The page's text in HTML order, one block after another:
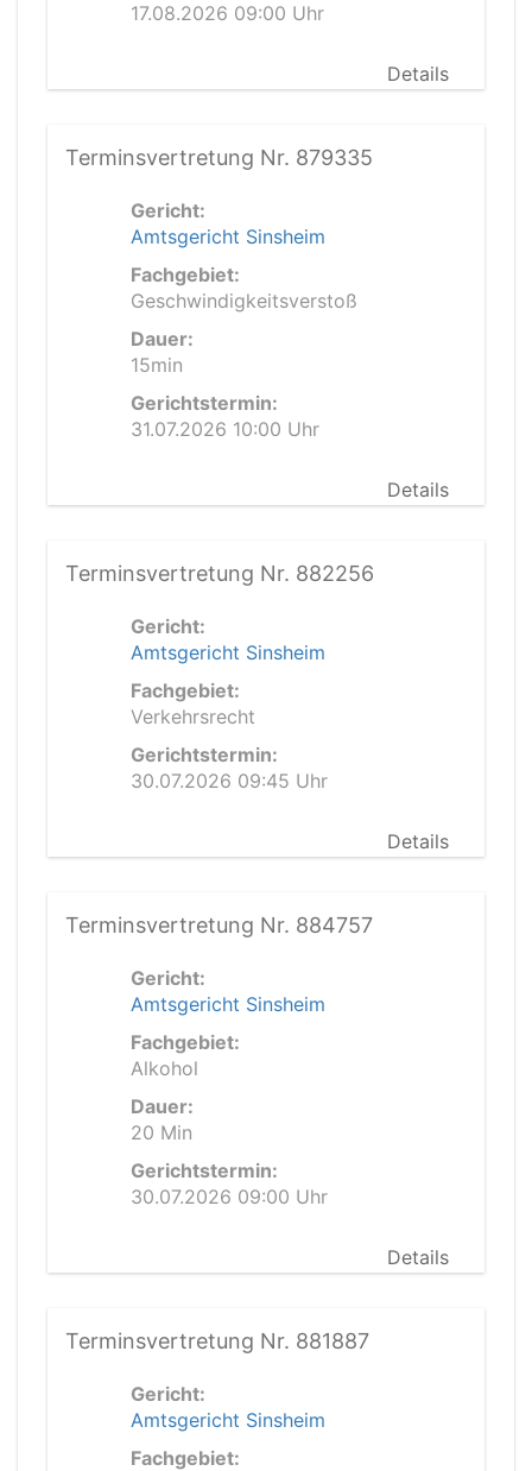
17.08.2026 09:00 Uhr
Details
Terminsvertretung Nr. 879335
Gericht:
Amtsgericht Sinsheim
Fachgebiet:
Geschwindigkeitsverstoß
Dauer:
15min
Gerichtstermin:
31.07.2026 10:00 Uhr
Details
Terminsvertretung Nr. 882256
Gericht:
Amtsgericht Sinsheim
Fachgebiet:
Verkehrsrecht
Gerichtstermin:
30.07.2026 09:45 Uhr
Details
Terminsvertretung Nr. 884757
Gericht:
Amtsgericht Sinsheim
Fachgebiet:
Alkohol
Dauer:
20 Min
Gerichtstermin:
30.07.2026 09:00 Uhr
Details
Terminsvertretung Nr. 881887
Gericht:
Amtsgericht Sinsheim
Fachgebiet: